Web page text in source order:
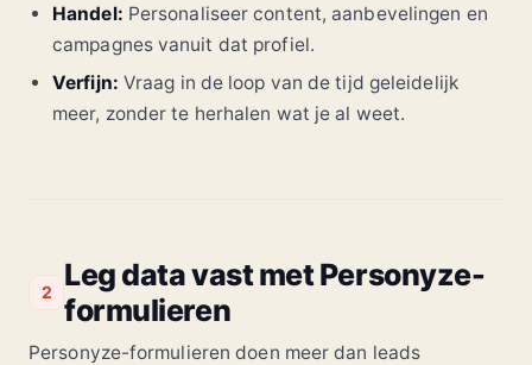
Handel: Personaliseer content, aanbevelingen en
campagnes vanuit dat profiel.
Verfijn: Vraag in de loop van de tijd geleidelijk
meer, zonder te herhalen wat je al weet.
2
Leg data vast met Personyze-
formulieren
Personyze-formulieren doen meer dan leads